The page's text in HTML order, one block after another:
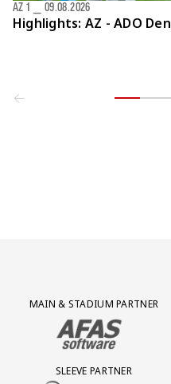
Highlights: AZ - ADO
AZ 1 09.08.2026
Partner Logos Grid
MAIN & STADIUM PARTNER
BEZOEK ONZE MAIN &
SLEEVE PARTNER